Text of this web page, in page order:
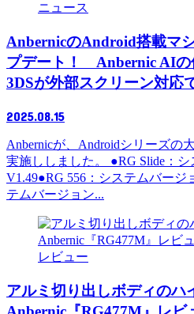
ニュース
AnbernicのAndroid搭載マ
プデート！ Anbernic AIの
3DSが外部スクリーン対応
2025.08.15
Anbernicが、Androidシリーズの
実施ししました。 ●RG Slide：
V1.49●RG 556：システムバージ
テムバージョン...
レビュー
アルミ切り出しボディのハ